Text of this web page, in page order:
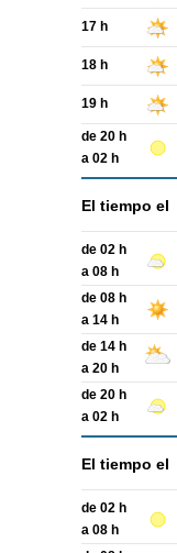
17 h
18 h
19 h
de 20 h
a 02 h
El tiempo el
de 02 h
a 08 h
de 08 h
a 14 h
de 14 h
a 20 h
de 20 h
a 02 h
El tiempo el
de 02 h
a 08 h